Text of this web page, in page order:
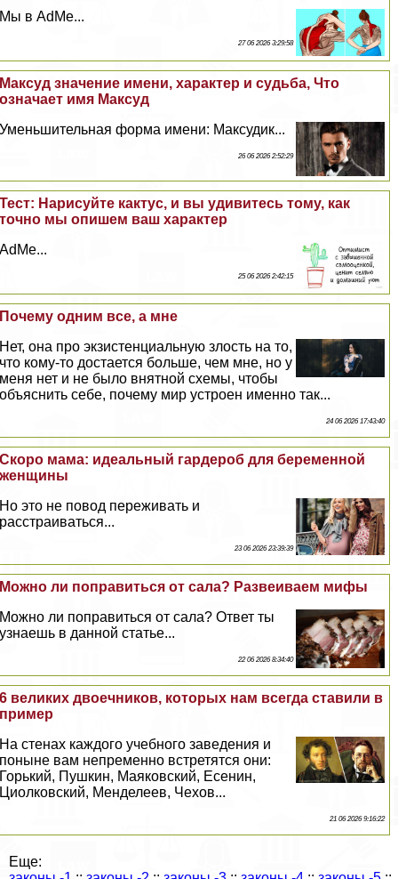
Мы в AdMe...
27 06 2026 3:29:58
Максуд значение имени, хаpaктер и судьба, Что
означает имя Максуд
Уменьшительная форма имени: Максудик...
26 06 2026 2:52:29
Тест: Нарисуйте кактус, и вы удивитесь тому, как
точно мы опишем ваш хаpaктер
AdMe...
25 06 2026 2:42:15
Почему одним все, а мне
Нет, она про экзистенциальную злость на то,
что кому-то достается больше, чем мне, но у
меня нет и не было внятной схемы, чтобы
объяснить себе, почему мир устроен именно так...
24 06 2026 17:43:40
Скоро мама: идеальный гардероб для беременной
женщины
Но это не повод переживать и
расстраиваться...
23 06 2026 23:39:39
Можно ли поправиться от сала? Развеиваем мифы
Можно ли поправиться от сала? Ответ ты
узнаешь в данной статье...
22 06 2026 8:34:40
6 великих двоечников, которых нам всегда ставили в
пример
На стенах каждого учебного заведения и
поныне вам непременно встретятся они:
Горький, Пушкин, Маяковский, Есенин,
Циолковский, Менделеев, Чехов...
21 06 2026 9:16:22
Еще: